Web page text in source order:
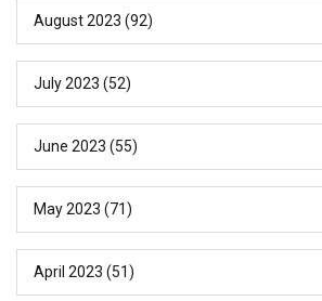
August 2023 (92)
July 2023 (52)
June 2023 (55)
May 2023 (71)
April 2023 (51)